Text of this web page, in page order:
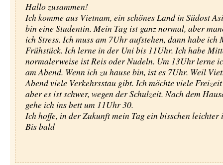
Hallo zusammen!
Ich komme aus Vietnam, ein schönes Land in Südost
bin eine Studentin. Mein Tag ist ganz normal, aber
ich Stress. Ich muss am 7Uhr aufstehen, dann habe ich
Frühstück. Ich lerne in der Uni bis 11Uhr. Ich habe
normalerweise ist Reis oder Nudeln. Um 13Uhr lerne
am Abend. Wenn ich zu hause bin, ist es 7Uhr. Weil
Abend viele Verkehrsstau gibt. Ich möchte viele
aber es ist schwer, wegen der Schulzeit. Nach dem
gehe ich ins bett um 11Uhr 30.
Ich hoffe, in der Zukunft mein Tag ein bisschen leichter
Bis bald